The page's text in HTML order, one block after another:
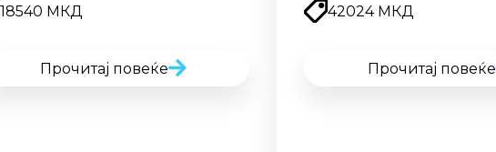
18540 МКД
Прочитај повеќе
42024 МКД
Прочитај повеќе